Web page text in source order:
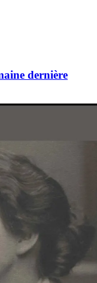
dernière